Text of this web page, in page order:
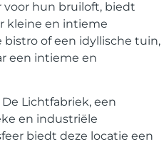
voor hun bruiloft, biedt
kleine en intieme
of een idyllische tuin,
een intieme en
Lichtfabriek, een
en industriële
biedt deze locatie een